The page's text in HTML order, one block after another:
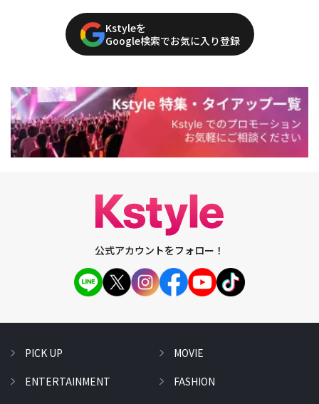
Kstyleを
Google検索でお気に入り登録
公式アカウントをフォロー！
PICK UP
ENTERTAINMENT
MOVIE
FASHION